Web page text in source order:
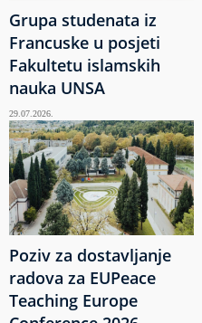
Grupa studenata iz
Francuske u posjeti
Fakultetu islamskih
nauka UNSA
29.07.2026.
Poziv za dostavljanje
radova za EUPeace
Teaching Europe